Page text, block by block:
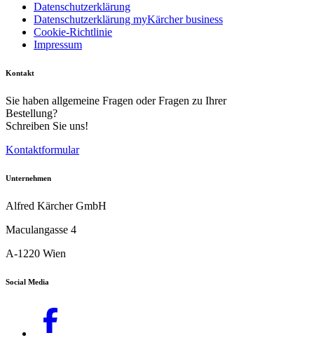
Datenschutzerklärung
Datenschutzerklärung myKärcher business
Cookie-Richtlinie
Impressum
Kontakt
Sie haben allgemeine Fragen oder Fragen zu Ihrer
Bestellung?
Schreiben Sie uns!
Kontaktformular
Unternehmen
Alfred Kärcher GmbH
Maculangasse 4
A-1220 Wien
Social Media